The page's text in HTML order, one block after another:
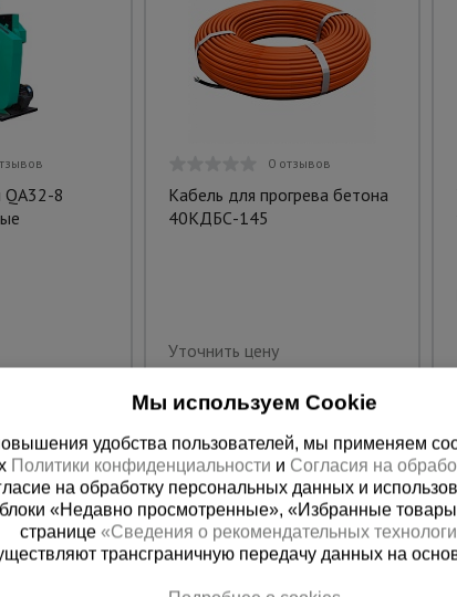
8
0 отзывов
Кабель для прогрева бетона
40КДБС-145
Уточнить цену
Мы используем Cookie
удобства пользователей, мы применяем
Политики конфиденциальности и Согласия на
на обработку персональных данных и
«Недавно просмотренные», «Избранные
странице «Сведения о рекомендательных
трансграничную передачу данных на